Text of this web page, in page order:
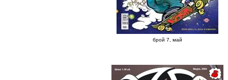
брой 7, май